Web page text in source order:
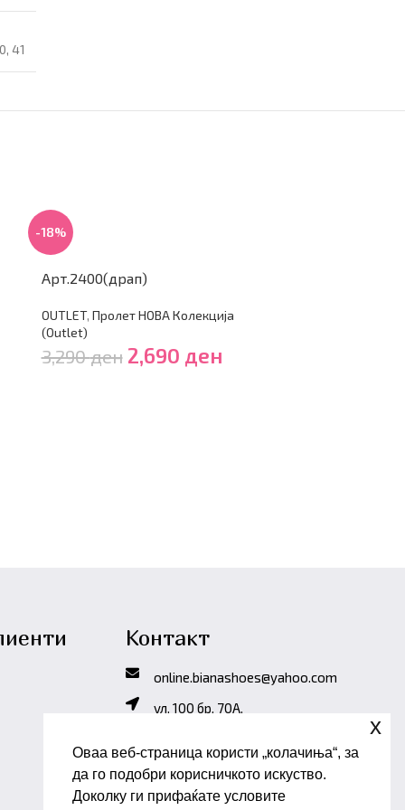
, 41
-18%
Арт.2400(драп)
OUTLET, Пролет НОВА Колекција
(Outlet)
3,290ден 2,690 ден
Контакт
online.bianashoes@yahoo.com
ул. 100 бр. 70A,
Оваа веб-страница користи „колачиња“, за
да го подобри корисничкото искуство.
Доколку ги прифаќате условите
x